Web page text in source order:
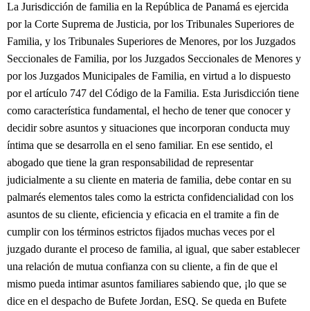
La Jurisdicción de familia en la República de Panamá es ejercida
por la Corte Suprema de Justicia, por los Tribunales Superiores de
Familia, y los Tribunales Superiores de Menores, por los Juzgados
Seccionales de Familia, por los Juzgados Seccionales de Menores y
por los Juzgados Municipales de Familia, en virtud a lo dispuesto
por el artículo 747 del Código de la Familia. Esta Jurisdicción tiene
como característica fundamental, el hecho de tener que conocer y
decidir sobre asuntos y situaciones que incorporan conducta muy
íntima que se desarrolla en el seno familiar. En ese sentido, el
abogado que tiene la gran responsabilidad de representar
judicialmente a su cliente en materia de familia, debe contar en su
palmarés elementos tales como la estricta confidencialidad con los
asuntos de su cliente, eficiencia y eficacia en el tramite a fin de
cumplir con los términos estrictos fijados muchas veces por el
juzgado durante el proceso de familia, al igual, que saber establecer
una relación de mutua confianza con su cliente, a fin de que el
mismo pueda intimar asuntos familiares sabiendo que, ¡lo que se
dice en el despacho de Bufete Jordan, ESQ. Se queda en Bufete